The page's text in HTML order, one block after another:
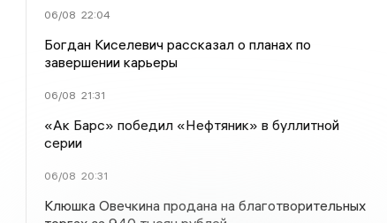
06/08 22:04
Богдан Киселевич рассказал о планах по
завершении карьеры
06/08 21:31
«Ак Барс» победил «Нефтяник» в буллитной
серии
06/08 20:31
Клюшка Овечкина продана на благотворительных